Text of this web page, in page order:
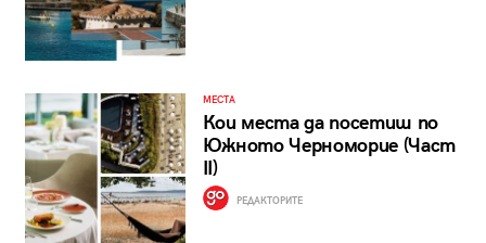
МЕСТА
Кои места да посетиш по
Южното Черноморие (Част
II)
РЕДАКТОРИТЕ